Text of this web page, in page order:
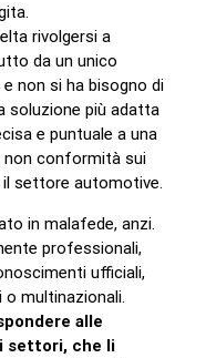
rivolgersi a
da un unico
non si ha bisogno di
soluzione più adatta
e puntuale a una
non conformità sui
settore automotive.
in malafede, anzi.
professionali,
ufficiali,
multinazionali.
alle
settori, che li